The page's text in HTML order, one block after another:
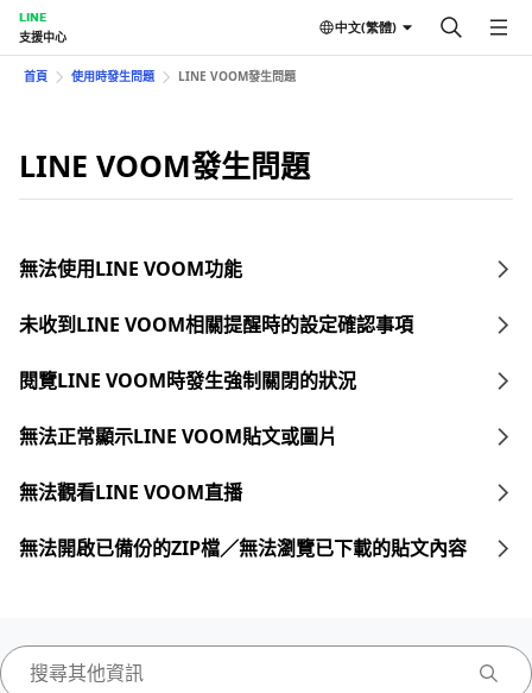
LINE
支援中心
中文(繁體)
首頁 使用時發生問題 LINE VOOM發生問題
LINE VOOM發生問題
無法使用LINE VOOM功能
未收到LINE VOOM相關提醒時的設定確認事項
閱覽LINE VOOM時發生強制關閉的狀況
無法正常顯示LINE VOOM貼文或圖片
無法觀看LINE VOOM直播
無法開啟已備份的ZIP檔／無法瀏覽已下載的貼文內容